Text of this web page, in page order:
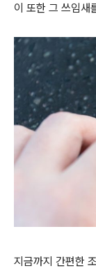
이 또한 그 쓰임
지금까지 간편한